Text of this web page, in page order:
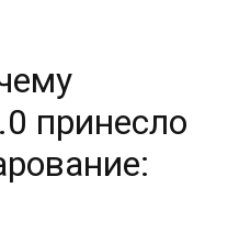
принесло